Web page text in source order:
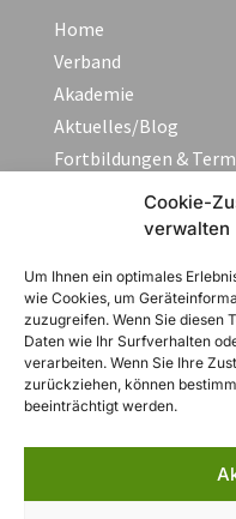
Cookie-
verwalten
Um Ihnen ein optimales
wie Cookies, um
zuzugreifen. Wenn Sie diesen
Daten wie Ihr Surfverhalten
verarbeiten. Wenn Sie Ihre
zurückziehen, können
beeinträchtigt werden.
Home
Verband
Akademie
Aktuelles/Blog
Fortbildungen &
Rechtliches
Impressum